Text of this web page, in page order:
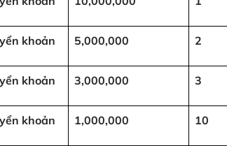
khoản 5,000,000 2
khoản 3,000,000 3
khoản 1,000,000 10